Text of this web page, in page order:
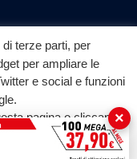
terze parti, per
per ampliare le
e social e funzioni
pagina o cliccando
all'uso dei cookie.
×